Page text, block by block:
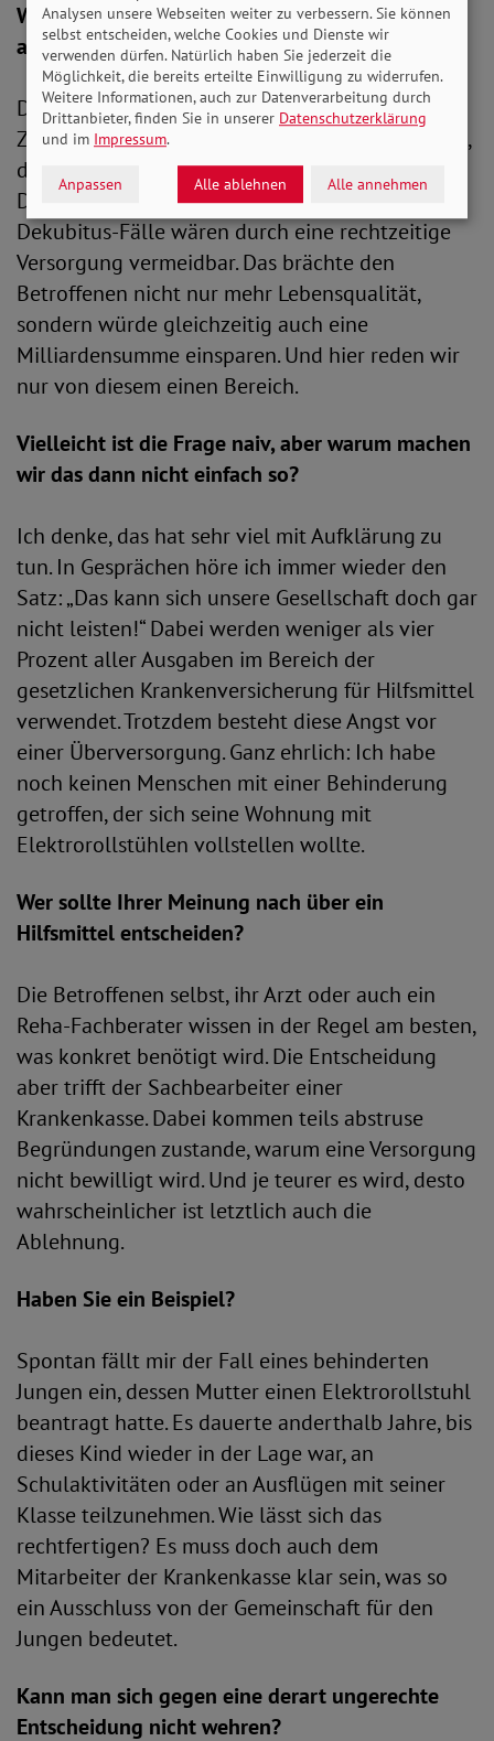
Wenn wir frühzeitig Geld ausgeben, können wir
also an anderer Stelle sparen?
Das Robert Koch-Institut hat schon vor einiger
Zeit auf die immensen Folgekosten hingewiesen,
die durch unzureichend behandelte
Druckgeschwüre entstehen. Viele dieser
Dekubitus-Fälle wären durch eine rechtzeitige
Versorgung vermeidbar. Das brächte den
Betroffenen nicht nur mehr Lebensqualität,
sondern würde gleichzeitig auch eine
Milliardensumme einsparen. Und hier reden wir
nur von diesem einen Bereich.
Vielleicht ist die Frage naiv, aber warum machen
wir das dann nicht einfach so?
Ich denke, das hat sehr viel mit Aufklärung zu
tun. In Gesprächen höre ich immer wieder den
Satz: „Das kann sich unsere Gesellschaft doch gar
nicht leisten!“ Dabei werden weniger als vier
Prozent aller Ausgaben im Bereich der
gesetzlichen Krankenversicherung für Hilfsmittel
verwendet. Trotzdem besteht diese Angst vor
einer Überversorgung. Ganz ehrlich: Ich habe
noch keinen Menschen mit einer Behinderung
getroffen, der sich seine Wohnung mit
Elektrorollstühlen vollstellen wollte.
Wer sollte Ihrer Meinung nach über ein
Hilfsmittel entscheiden?
Die Betroffenen selbst, ihr Arzt oder auch ein
Reha-Fachberater wissen in der Regel am besten,
was konkret benötigt wird. Die Entscheidung
aber trifft der Sachbearbeiter einer
Krankenkasse. Dabei kommen teils abstruse
Begründungen zustande, warum eine Versorgung
nicht bewilligt wird. Und je teurer es wird, desto
wahrscheinlicher ist letztlich auch die
Ablehnung.
Haben Sie ein Beispiel?
Spontan fällt mir der Fall eines behinderten
Jungen ein, dessen Mutter einen Elektrorollstuhl
beantragt hatte. Es dauerte anderthalb Jahre, bis
dieses Kind wieder in der Lage war, an
Schulaktivitäten oder an Ausflügen mit seiner
Klasse teilzunehmen. Wie lässt sich das
rechtfertigen? Es muss doch auch dem
Mitarbeiter der Krankenkasse klar sein, was so
ein Ausschluss von der Gemeinschaft für den
Jungen bedeutet.
Kann man sich gegen eine derart ungerechte
Entscheidung nicht wehren?
Analysen unsere Webseiten weiter zu verbessern. Sie können
selbst entscheiden, welche Cookies und Dienste wir
verwenden dürfen. Natürlich haben Sie jederzeit die
Möglichkeit, die bereits erteilte Einwilligung zu widerrufen.
Weitere Informationen, auch zur Datenverarbeitung durch
Drittanbieter, finden Sie in unserer Datenschutzerklärung
und im Impressum.
Anpassen Alle ablehnen Alle annehmen